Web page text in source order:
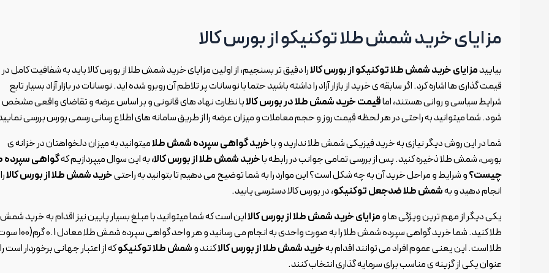
مزایای خرید شمش طلا توکنیکو از بورس کالا
بیاییدمزایای خرید شمش طلا توکنیکو از بورس کالارا دقیق تر بسنجیم، از اولین مزایای خرید شمش طلا از بورس کالا باید به شفافیت کامل در
قیمت گذاری ها اشاره کرد. اگر سابقه ی خرید از بازار آزاد را داشته باشید حتما با نوسانات پر تلاطم آن روبرو شده اید. نوسانات در بازار آزاد بسیار تابع
شرایط سیاسی و روانی هستند، اماقیمت خرید شمش طلا در بورس کالابا نظارت نهاد های قانونی و بر اساس عرضه و تقاضای واقعی
شود. شما میتوانید به راحتی در هر لحظه قیمت روز و حجم معاملات و میزان عرضه را از طریق سامانه های اطلاع رسانی رسمی بورس بررسی
شما در این روش دیگر نیازی به خرید فیزیکی شمش طلا ندارید و باخرید گواهی سپرده شمش طلامیتوانید به میزان دلخواهتان در خزانه ی
بورس، شمش طلا ذخیره کنید. پس از بررسی تمامی جوانب در رابطه باخرید شمش طلا از بورس کالا،به این سوال میپردازیم کهگواهی سپرده
چیست؟و شرایط و مراحل خرید آن به چه شکل است؟ این موارد را به شما توضیح می دهیم تا بتوانید به راحتیخرید شمش طلا از بورس کالارا
انجام دهید و بهشمش طلا ضدجعل توکنیکو، در بورس کالا دسترسی یابید.
یکی دیگر از مهم ترین ویژگی ها ومزایای خرید شمش طلا از بورس کالااین است که شما میتوانید با مبلغ بسیار پایین نیز اقدام به خرید شمش
طلا کنید. شما خرید گواهی سپرده شمش طلا را به صورت واحدی به انجام می رسانید و هر
طلا است. این یعنی عموم افراد می توانند اقدام بهخرید شمش طلا از بورس کالاکنند وشمش طلا توکنیکوکه از اعتبار جهانی برخوردار است
عنوان یکی از گزینه ی مناسب برای سرمایه گذاری انتخاب کنند.